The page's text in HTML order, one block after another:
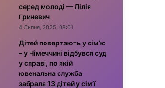
серед молоді — Лілія
Гриневич
4 Липня, 2025, 08:01
Дітей повертають у сім’ю
– у Німеччині відбувся суд
у справі, по якій
ювенальна служба
забрала 13 дітей у сім’ї